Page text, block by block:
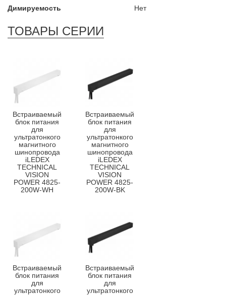
Димируемость
Нет
ТОВАРЫ СЕРИИ
Встраиваемый
блок питания
для
ультратонкого
магнитного
шинопровода
iLEDEX
TECHNICAL
VISION
POWER 4825-
200W-WH
Встраиваемый
блок питания
для
ультратонкого
магнитного
шинопровода
iLEDEX
TECHNICAL
VISION
POWER 4825-
200W-BK
Встраиваемый
блок питания
для
ультратонкого
Встраиваемый
блок питания
для
ультратонкого